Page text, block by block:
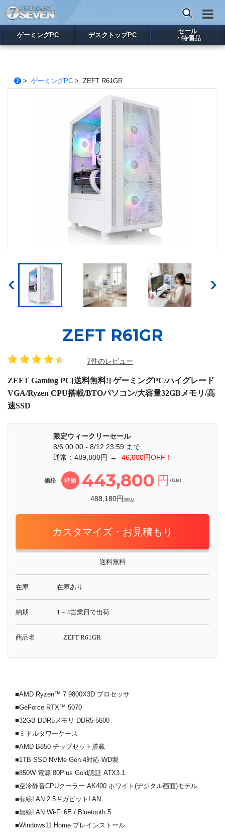
ゲーミングPC デスクトップPC
セール
・特価品
> ゲーミングPC> ZEFT R61GR
ZEFT R61GR
7件のレビュー
ZEFT Gaming PC[送料無料!] ゲーミングPC/ハイグレード
VGA/Ryzen CPU搭載/BTOパソコン/大容量32GBメモリ/高
速SSD
限定ウィークリーセール
8/6 00:00 - 8/12 23:59 まで
通常：489,800円 → 46,000円OFF！
価格 特価 443,800 円 (税抜)
488,180円(税込)
カスタマイズ・お見積もり
送料無料
在庫 在庫あり
納期 1～4営業日で出荷
商品名 ZEFT R61GR
■AMD Ryzen™ 7 9800X3D プロセッサ
■GeForce RTX™ 5070
■32GB DDR5メモリ DDR5-5600
■ミドルタワーケース
■AMD B850 チップセット搭載
■1TB SSD NVMe Gen.4対応 WD製
■850W 電源 80Plus Gold認証 ATX3.1
■空冷静音CPUクーラー AK400 ホワイト(デジタル画面)モデル
■有線LAN 2.5ギガビットLAN
■無線LAN Wi-Fi 6E / Bluetooth 5
■Windows11 Home プレインストール